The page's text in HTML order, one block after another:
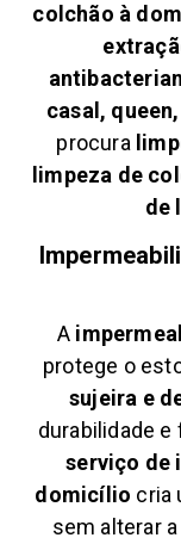
colchão à
casal,
procura
limpeza de
de
A
protege o
sujeira e
durabilidade
serviço de
domicílio cria
sem alterar